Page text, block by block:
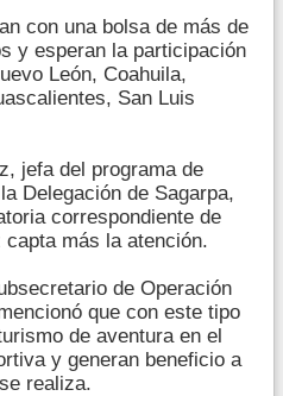
con una bolsa de más de
y esperan la participación
León, Coahuila,
San Luis
jefa del programa de
Delegación de Sagarpa,
correspondiente de
más la atención.
de Operación
que con este tipo
de aventura en el
y generan beneficio a
realiza.